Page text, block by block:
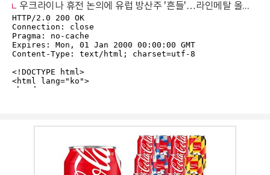
우크라이나 휴전 논의에 유럽 방산주 '흔들'…라인메탈 올해 150% 급등 후 조정